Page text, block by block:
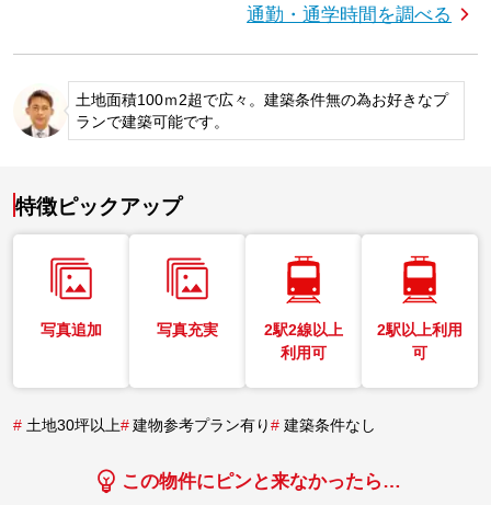
通勤・通学時間を調べる
土地面積100ｍ2超で広々。建築条件無の為お好きなプ
ランで建築可能です。
特徴ピックアップ
写真追加 写真充実
2駅2線以上
利用可
2駅以上利用
可
# 土地30坪以上# 建物参考プラン有り# 建築条件なし
この物件にピンと来なかったら…